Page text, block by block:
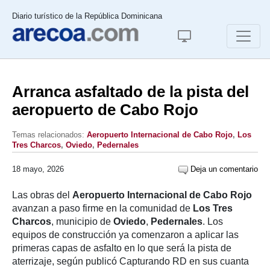
Diario turístico de la República Dominicana
Arranca asfaltado de la pista del
aeropuerto de Cabo Rojo
Temas relacionados: Aeropuerto Internacional de Cabo Rojo, Los
Tres Charcos, Oviedo, Pedernales
18 mayo, 2026 Deja un comentario
Las obras del Aeropuerto Internacional de Cabo Rojo
avanzan a paso firme en la comunidad de Los Tres
Charcos, municipio de Oviedo, Pedernales. Los
equipos de construcción ya comenzaron a aplicar las
primeras capas de asfalto en lo que será la pista de
aterrizaje, según publicó Capturando RD en sus cuanta